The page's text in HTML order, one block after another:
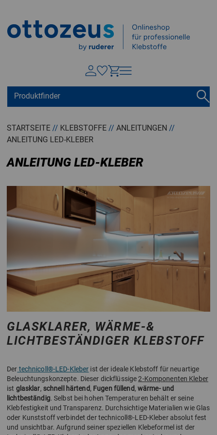
Springen zu
Tastaturkurzbefehle
Konto
Menü ein-/ausblenden Shift + Alt + Z
STARTSEITE // KLEBSTOFFE // ANLEITUNGEN //
ANLEITUNG LED-KLEBER
ANLEITUNG LED-KLEBER
GLASKLARER, WÄRME-&
LICHTBESTÄNDIGER KLEBSTOFF
Der technicoll®-LED-Kleber ist der ideale Klebstoff für neuartige
Beleuchtungskonzepte. Dieser dickflüssige2-Komponenten Kleber
ist glasklar, schnell härtend, Fugen füllend, wärme- und
lichtbeständig. Selbst bei hohen Temperaturen behält er seine
Klebfestigkeit und Transparenz. Durchsichtige Materialien wie Glas
oder Kunststoff verbindet der technicoll®-LED-Kleber absolut fest
und unsichtbar. Aufgrund seiner speziellen Klebeformel ist der